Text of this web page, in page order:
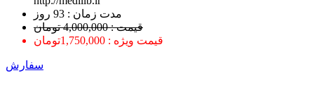
ﻣﺪﺕ ﺯﻣﺎﻥ : 93 ﺭﻭﺯ
قیمت : 4,000,000 تومان
قیمت ویژه : 1,750,000تومان
سفارش